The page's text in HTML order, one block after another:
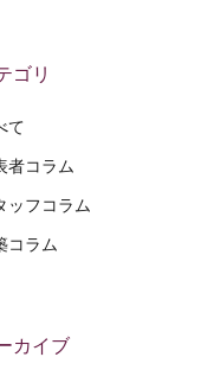
ゴリ
て
者コラム
ッフコラム
コラム
カイブ